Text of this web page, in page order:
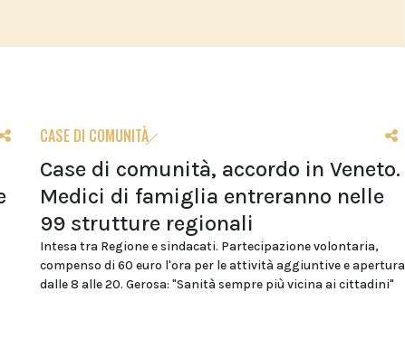
CASE DI COMUNITÀ
Case di comunità, accordo in Veneto.
Medici di famiglia entreranno nelle
99 strutture regionali
Intesa tra Regione e sindacati. Partecipazione volontaria,
compenso di 60 euro l'ora per le attività aggiuntive e apertura
dalle 8 alle 20. Gerosa: "Sanità sempre più vicina ai cittadini"